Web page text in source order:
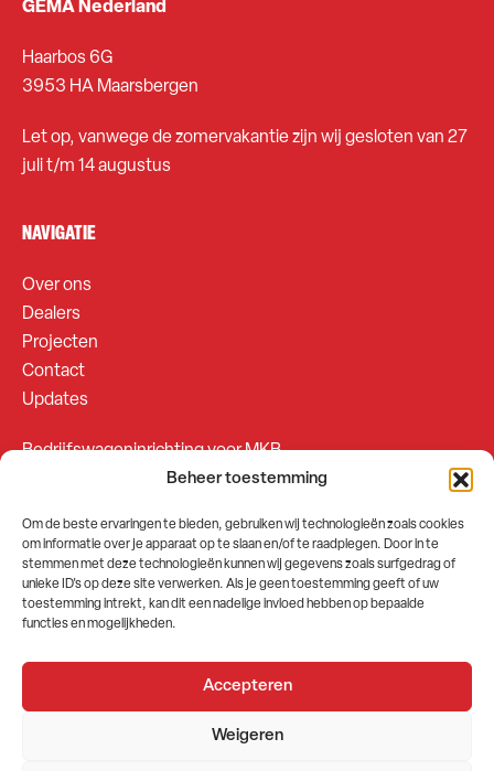
Beheer toestemming
Om de beste ervaringen te bieden, gebruiken wij technologieën zoals cookies
om informatie over je apparaat op te slaan en/of te raadplegen. Door in te
stemmen met deze technologieën kunnen wij gegevens zoals surfgedrag of
unieke ID's op deze site verwerken. Als je geen toestemming geeft of uw
toestemming intrekt, kan dit een nadelige invloed hebben op bepaalde
functies en mogelijkheden.
Accepteren
Weigeren
GEMA Nederland
Haarbos 6G
3953 HA Maarsbergen
Let op, vanwege de zomervakantie zijn wij gesloten van 27
juli t/m 14 augustus
NAVIGATIE
Over ons
Dealers
Projecten
Contact
Updates
Bedrijfswageninrichting voor MKB
Bedrijfswageninrichting voor Fleetsales
SOCIALS